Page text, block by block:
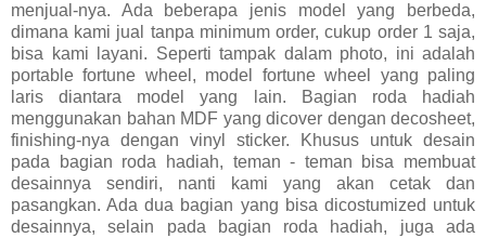
menjual-nya. Ada beberapa jenis model yang berbeda,
dimana kami jual tanpa minimum order, cukup order 1 saja,
bisa kami layani. Seperti tampak dalam photo, ini adalah
portable fortune wheel, model fortune wheel yang paling
laris diantara model yang lain. Bagian roda hadiah
menggunakan bahan MDF yang dicover dengan decosheet,
finishing-nya dengan vinyl sticker. Khusus untuk desain
pada bagian roda hadiah, teman - teman bisa membuat
desainnya sendiri, nanti kami yang akan cetak dan
pasangkan. Ada dua bagian yang bisa dicostumized untuk
desainnya, selain pada bagian roda hadiah, juga ada